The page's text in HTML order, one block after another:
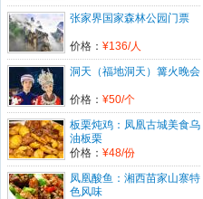
1367739****预订的【柬埔寨】大小吴
哥、巴戎庙、巴肯山、女皇宫、崩密列、
金边大皇宫、国家博物馆双飞5日6日游1
张已经回传确认。请打印电子票前往。订
单编号为：201709****551。
1877397****预订的长沙生态动物园门票
5张已经回传确认。请打印电子票前往。
订单编号为：201703****631。
1335733****预订的【长沙包机直飞】长
滩岛尊享5/6日游3张已经回传确认。请打
印电子票前往。订单编号为：201701****
330。
张家界国家森林公园门票
价格： ¥136/人
洞天（福地洞天）篝火晚会
价格： ¥50/个
板栗炖鸡：凤凰古城美食乌
油板栗
价格： ¥48/份
凤凰酸鱼：湘西苗家山寨特
色风味